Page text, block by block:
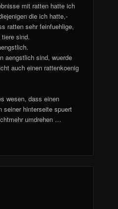
mit ratten hatte ich
die ich hatte,-
ratten sehr feinfuehlige,
sind.
aengstlich sind, wuerde
auch einen rattenkoenig
wesen, dass einen
seiner hinterseite spuert
umdrehen …